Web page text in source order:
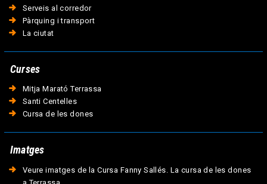
Serveis al corredor
Pàrquing i transport
La ciutat
Curses
Mitja Marató Terrassa
Santi Centelles
Cursa de les dones
Imatges
Veure imatges de la Cursa Fanny Sallés. La cursa de les dones